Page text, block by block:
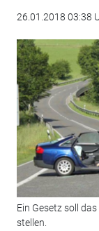
26.01.2018 03:38
Ein Gesetz soll
stellen.